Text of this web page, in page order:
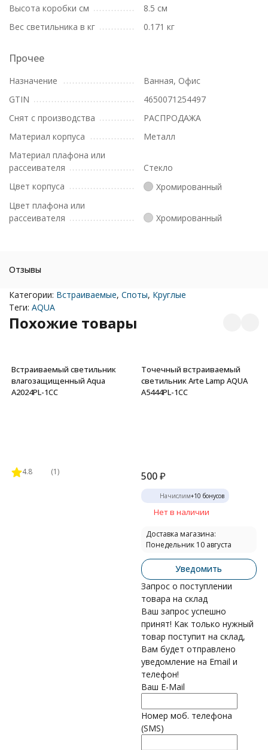
Высота коробки см
8.5 см
Вес светильника в кг
0.171 кг
Прочее
Назначение
Ванная, Офис
GTIN
4650071254497
Снят с производства
РАСПРОДАЖА
Материал корпуса
Металл
Материал плафона или
рассеивателя
Стекло
Цвет корпуса
Хромированный
Цвет плафона или
рассеивателя
Хромированный
Отзывы
Категории: Встраиваемые, Споты, Круглые
Теги: AQUA
Похожие товары
Встраиваемый светильник
влагозащищенный Aqua
A2024PL-1CC
4.8 (1)
Точечный встраиваемый
светильник Arte Lamp AQUA
A5444PL-1CC
500 ₽
Начислим+10 бонусов
Нет в наличии
Доставка магазина:
Понедельник 10 августа
Уведомить
Запрос о поступлении
товара на склад
Ваш запрос успешно
принят! Как только нужный
товар поступит на склад,
Вам будет отправлено
уведомление на Email и
телефон!
Ваш E-Mail
Номер моб. телефона
(SMS)